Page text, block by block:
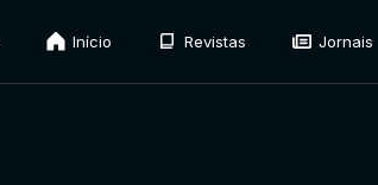
Início Revistas Jornais